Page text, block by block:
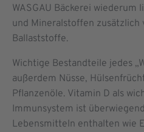
WASGAU Bäckerei
und Mineralstoffen zusätzlich
Ballaststoffe.
Wichtige Bestandteile jedes
außerdem Nüsse,
Pflanzenöle. Vitamin D als
Immunsystem ist
Lebensmitteln enthalten wie